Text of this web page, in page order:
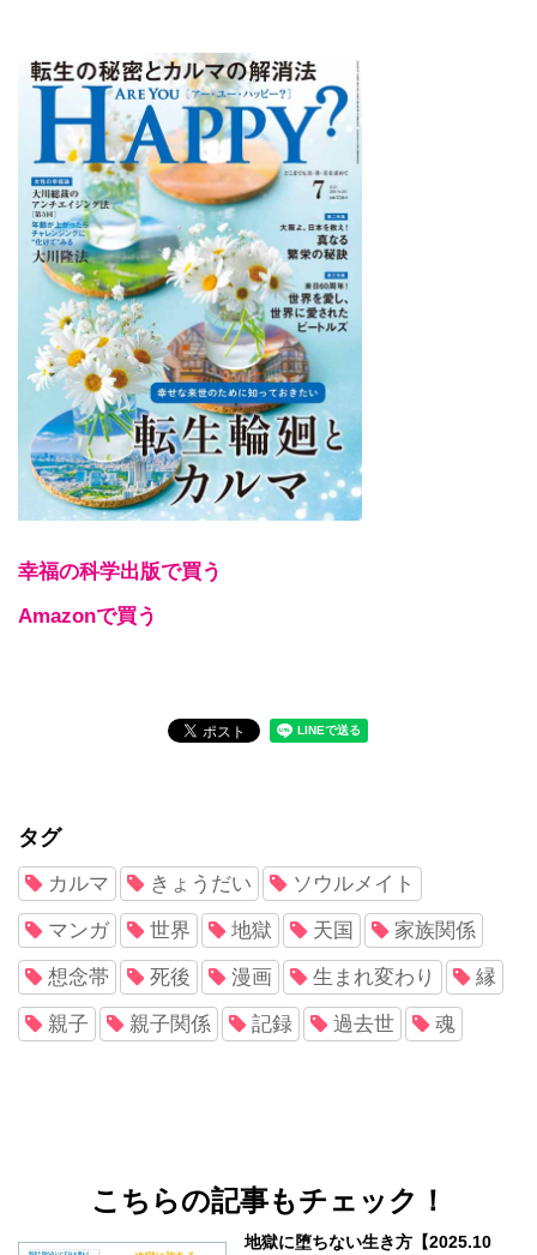
幸福の科学出版で買う
Amazonで買う
タグ
カルマ きょうだい ソウルメイト
マンガ 世界 地獄 天国 家族関係
想念帯 死後 漫画 生まれ変わり 縁
親子 親子関係 記録 過去世 魂
こちらの記事もチェック！
地獄に堕ちない生き方【2025.10